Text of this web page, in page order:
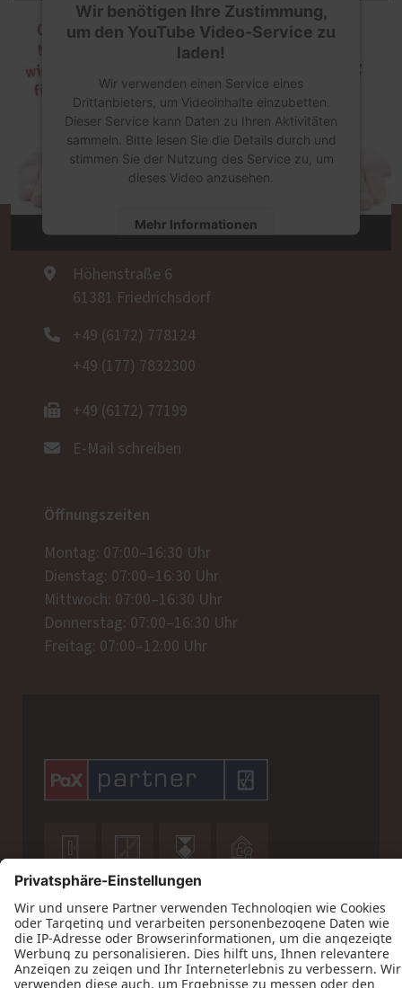
Wir benötigen Ihre Zustimmung,
um den YouTube Video-Service zu
laden!
Wir verwenden einen Service eines
Drittanbieters, um Videoinhalte einzubetten.
Dieser Service kann Daten zu Ihren Aktivitäten
sammeln. Bitte lesen Sie die Details durch und
stimmen Sie der Nutzung des Service zu, um
dieses Video anzusehen.
Mehr Informationen
Akzeptieren
powered byUsercentrics Consent
Andreas Kunz GmbH
Höhenstraße 6
61381 Friedrichsdorf
+49 (6172) 778124
+49 (177) 7832300
+49 (6172) 77199
E-Mail schreiben
Öffnungszeiten
Montag: 07:00–16:30 Uhr
Dienstag: 07:00–16:30 Uhr
Mittwoch: 07:00–16:30 Uhr
Donnerstag: 07:00–16:30 Uhr
Freitag: 07:00–12:00 Uhr
  
   
 